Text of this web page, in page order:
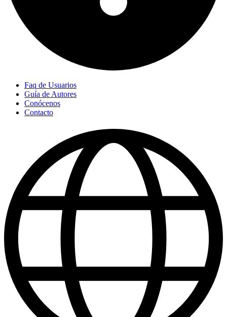
Faq de Usuarios
Guía de Autores
Conócenos
Contacto